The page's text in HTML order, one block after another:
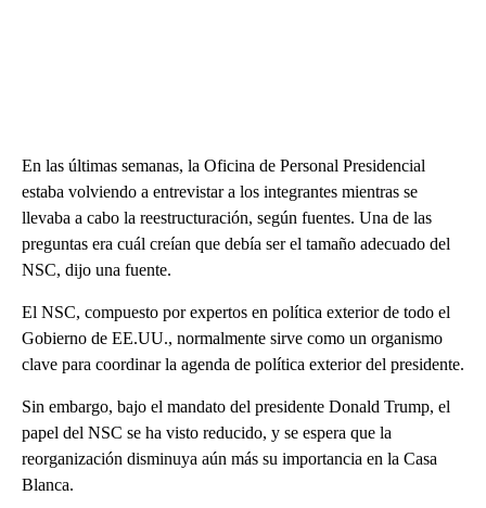
En las últimas semanas, la Oficina de Personal Presidencial
estaba volviendo a entrevistar a los integrantes mientras se
llevaba a cabo la reestructuración, según fuentes. Una de las
preguntas era cuál creían que debía ser el tamaño adecuado del
NSC, dijo una fuente.
El NSC, compuesto por expertos en política exterior de todo el
Gobierno de EE.UU., normalmente sirve como un organismo
clave para coordinar la agenda de política exterior del presidente.
Sin embargo, bajo el mandato del presidente Donald Trump, el
papel del NSC se ha visto reducido, y se espera que la
reorganización disminuya aún más su importancia en la Casa
Blanca.